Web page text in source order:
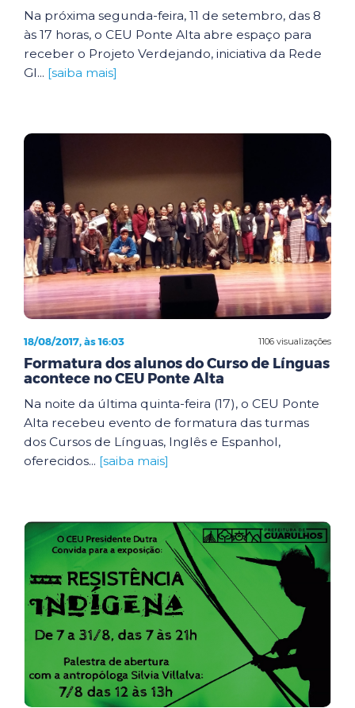
Na próxima segunda-feira, 11 de setembro, das 8
às 17 horas, o CEU Ponte Alta abre espaço para
receber o Projeto Verdejando, iniciativa da Rede
Gl... [saiba mais]
1106 visualizações
18/08/2017, às 16:03
Formatura dos alunos do Curso de Línguas
acontece no CEU Ponte Alta
Na noite da última quinta-feira (17), o CEU Ponte
Alta recebeu evento de formatura das turmas
dos Cursos de Línguas, Inglês e Espanhol,
oferecidos... [saiba mais]